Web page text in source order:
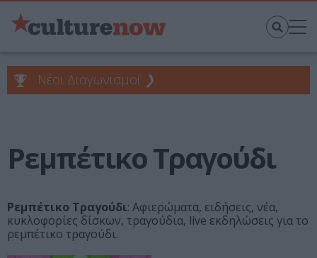
Νέοι Διαγωνισμοί ❯
Ρεμπέτικο Τραγούδι
Ρεμπέτικο Τραγούδι: Αφιερώματα, ειδήσεις, νέα,
κυκλοφορίες δίσκων, τραγούδια, live εκδηλώσεις για το
ρεμπέτικο τραγούδι.